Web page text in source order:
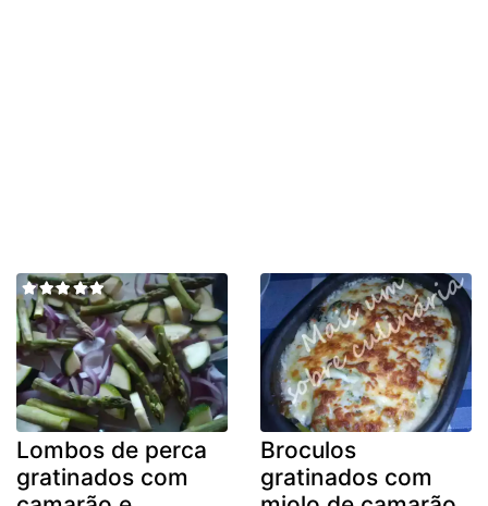
Lombos de perca
gratinados com
Broculos
gratinados com